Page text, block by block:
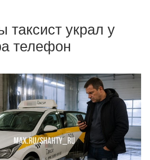
Каталог
таксист украл у
телефон